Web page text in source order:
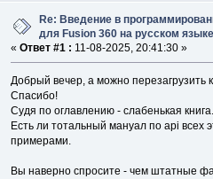
Re: Введение в
для Fusion 360 на русском
« Ответ #1 : 11-08-2025, 20:41:30 »
Добрый вечер, а можно перезагрузить
Спасибо!
Судя по оглавлению - слабенькая
Есть ли тотальный мануал по api
примерами.
Вы наверно спросите - чем штатные